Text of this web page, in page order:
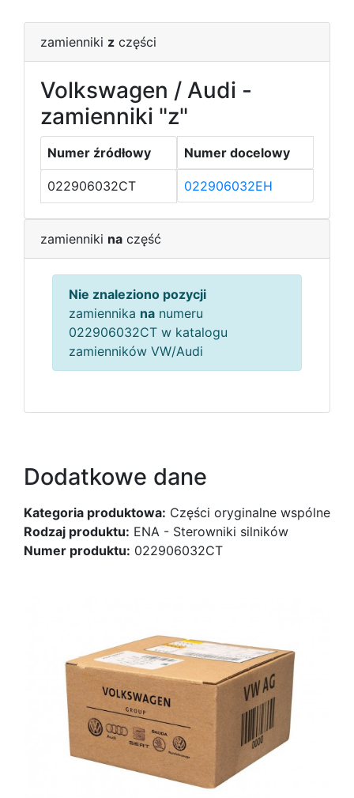
zamienniki z części
Volkswagen / Audi -
zamienniki "z"
Numer źródłowy Numer docelowy
022906032CT 022906032EH
zamienniki na część
Nie znaleziono pozycji
zamiennika na numeru
022906032CT w katalogu
zamienników VW/Audi
Dodatkowe dane
Kategoria produktowa: Części oryginalne wspólne
Rodzaj produktu: ENA - Sterowniki silników
Numer produktu: 022906032CT